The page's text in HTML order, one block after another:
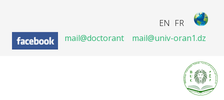
FR
EN
mail@doctorant
mail@univ-oran1.dz